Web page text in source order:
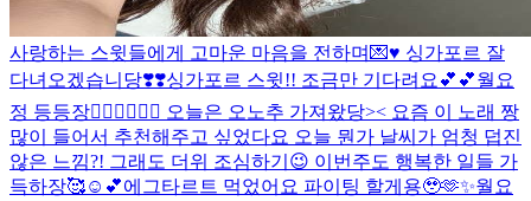
사랑하는 스윗들에게 고마운 마음을 전하며💌♥️ 싱가포르 잘
다녀오겠습니당❣️❣️싱가포르 스윗!! 조금만 기다려요💕💕월요
정 등등장🧚🏻‍♀️🧚🏻‍♀️ 오늘은 오노추 가져왔당>< 요즘 이 노래 짱
많이 들어서 추천해주고 싶었다요 오늘 뭔가 날씨가 엄청 덥진
않은 느낌?! 그래도 더위 조심하기😉 이번주도 행복한 일들 가
득하장🥰☺️💕에그타르트 먹었어요 파이팅 할게용🥹🫶✨월요